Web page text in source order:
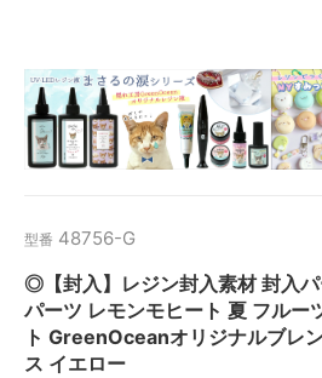
型番 48756-G
◎【封入】レジン封入素材 封入
パーツ レモンモヒート 夏 フルー
ト GreenOceanオリジナルブレ
ス イエロー